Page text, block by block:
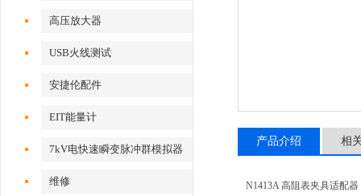
高压放大器
USB火线测试
安捷伦配件
EIT能量计
7kV电快速瞬变脉冲群模拟器
维修
产品介绍 相
N1413A 高阻表夹具适配器